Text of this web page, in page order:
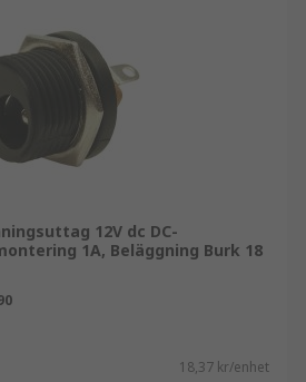
12V dc DC-
1A, Beläggning Burk 18
18,37 kr/enhet